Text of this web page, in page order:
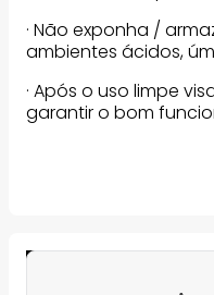
· Não exponha /
ambientes ácidos,
· Após o uso limpe
garantir o bom